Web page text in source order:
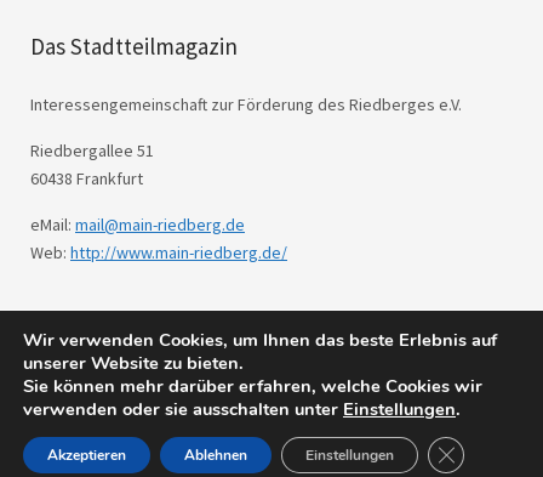
Das Stadtteilmagazin
Interessengemeinschaft zur Förderung des Riedberges e.V.
Riedbergallee 51
60438 Frankfurt
eMail: mail@main-riedberg.de
Web: http://www.main-riedberg.de/
© 2026 Main Riedberg. Powered by WordPress
Theme: Weta vonElmastudio.
Wir verwenden Cookies, um Ihnen das beste Erlebnis auf
unserer Website zu bieten.
Sie können mehr darüber erfahren, welche Cookies wir
verwenden oder sie ausschalten unter Einstellungen.
Akzeptieren Ablehnen Einstellungen GDPR